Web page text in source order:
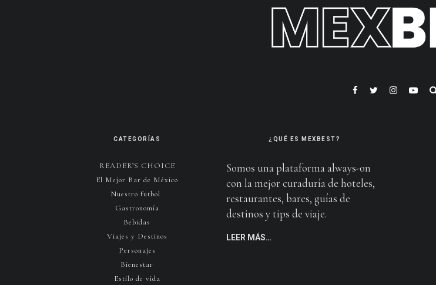
CATEGORÍAS
READER’S CHOICE
El Mejor Bar de México
Nuestro futbol
Gastronomía
Bebidas
Viajes y Destinos
Personajes
Bienestar
Estilo de vida
¿QUÉ ES MEXBEST?
Somos una plataforma always-on
con la mejor curaduría de hoteles,
restaurantes, bares, guías de
destinos y tips de viaje.
LEER MÁS…